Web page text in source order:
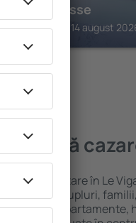
La Terrasse
Meyronne, 14 august
bună
de cazare în Le
persoană, cupluri,
pot sta în apartamente,